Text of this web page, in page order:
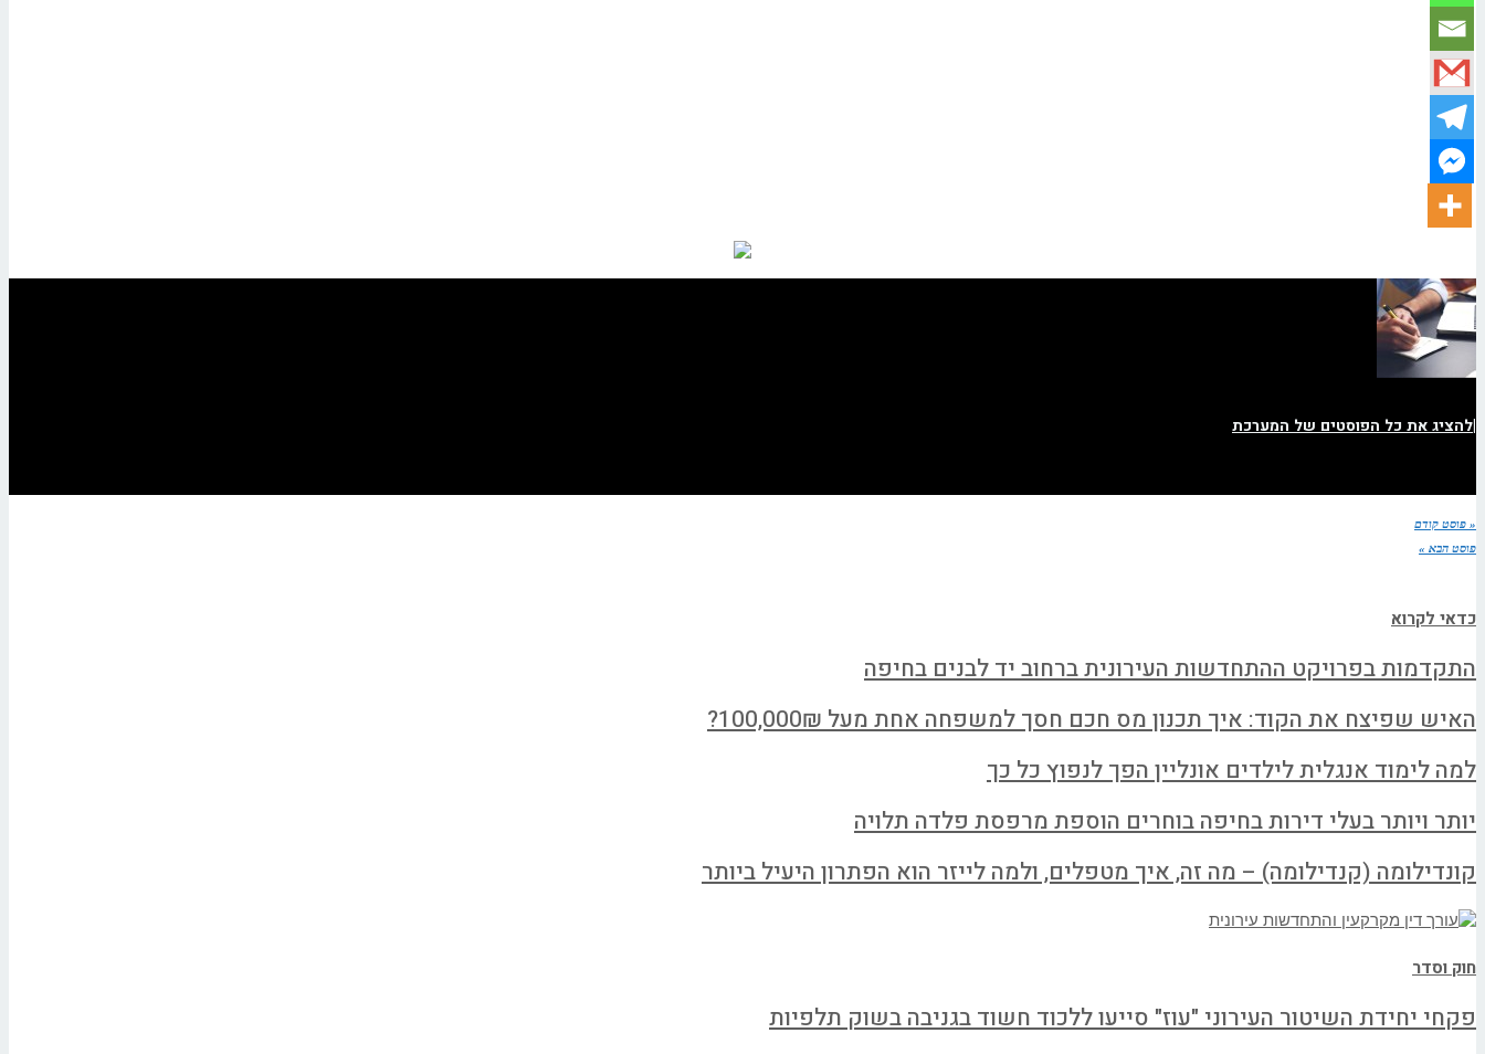
|להציג את כל הפוסטים של המערכת
« פוסט קודם
פוסט הבא »
כדאי לקרוא
התקדמות בפרויקט ההתחדשות העירונית ברחוב יד לבנים בחיפה
האיש שפיצח את הקוד: איך תכנון מס חכם חסך למשפחה אחת מעל 100,000₪?
למה לימוד אנגלית לילדים אונליין הפך לנפוץ כל כך
יותר ויותר בעלי דירות בחיפה בוחרים הוספת מרפסת פלדה תלויה
קונדילומה (קנדילומה) – מה זה, איך מטפלים, ולמה לייזר הוא הפתרון היעיל ביותר
חוק וסדר
פקחי יחידת השיטור העירוני "עוז" סייעו ללכוד חשוד בגניבה בשוק תלפיות